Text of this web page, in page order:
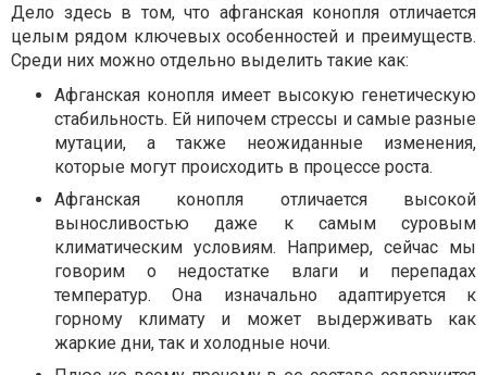
Дело здесь в том, что афганская конопля отличается
целым рядом ключевых особенностей и преимуществ.
Среди них можно отдельно выделить такие как:
Афганская конопля имеет высокую генетическую
стабильность. Ей нипочем стрессы и самые разные
мутации, а также неожиданные изменения,
которые могут происходить в процессе роста.
Афганская конопля отличается высокой
выносливостью даже к самым суровым
климатическим условиям. Например, сейчас мы
говорим о недостатке влаги и перепадах
температур. Она изначально адаптируется к
горному климату и может выдерживать как
жаркие дни, так и холодные ночи.